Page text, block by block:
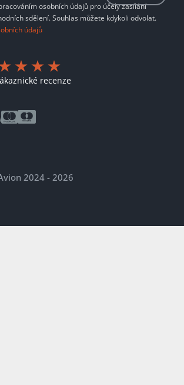
osobních údajů pro účely zasílání
sdělení. Souhlas můžete kdykoli odvolat.
údajů
recenze
2024 - 2026